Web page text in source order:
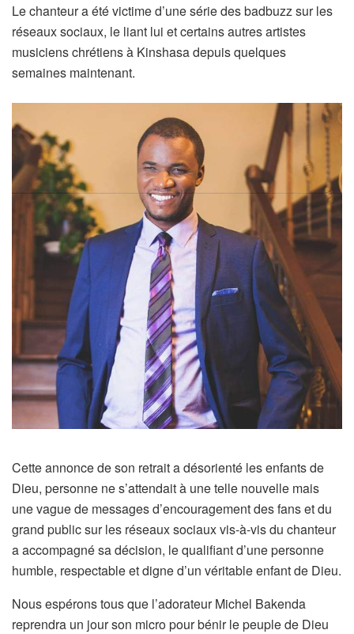
Le chanteur a été victime d’une série des badbuzz sur les
réseaux sociaux, le liant lui et certains autres artistes
musiciens chrétiens à Kinshasa depuis quelques
semaines maintenant.
Cette annonce de son retrait a désorienté les enfants de
Dieu, personne ne s’attendait à une telle nouvelle mais
une vague de messages d’encouragement des fans et du
grand public sur les réseaux sociaux vis-à-vis du chanteur
a accompagné sa décision, le qualifiant d’une personne
humble, respectable et digne d’un véritable enfant de Dieu.
Nous espérons tous que l’adorateur Michel Bakenda
reprendra un jour son micro pour bénir le peuple de Dieu